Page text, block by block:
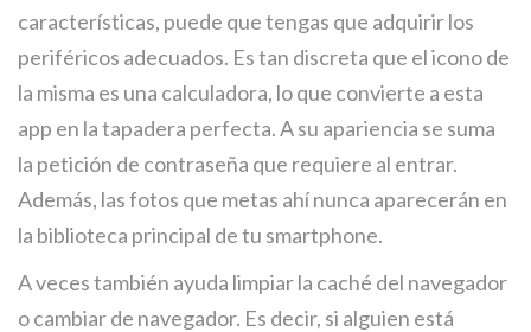
características, puede que tengas que adquirir los
periféricos adecuados. Es tan discreta que el icono de
la misma es una calculadora, lo que convierte a esta
app en la tapadera perfecta. A su apariencia se suma
la petición de contraseña que requiere al entrar.
Además, las fotos que metas ahí nunca aparecerán en
la biblioteca principal de tu smartphone.
A veces también ayuda limpiar la caché del navegador
o cambiar de navegador. Es decir, si alguien está